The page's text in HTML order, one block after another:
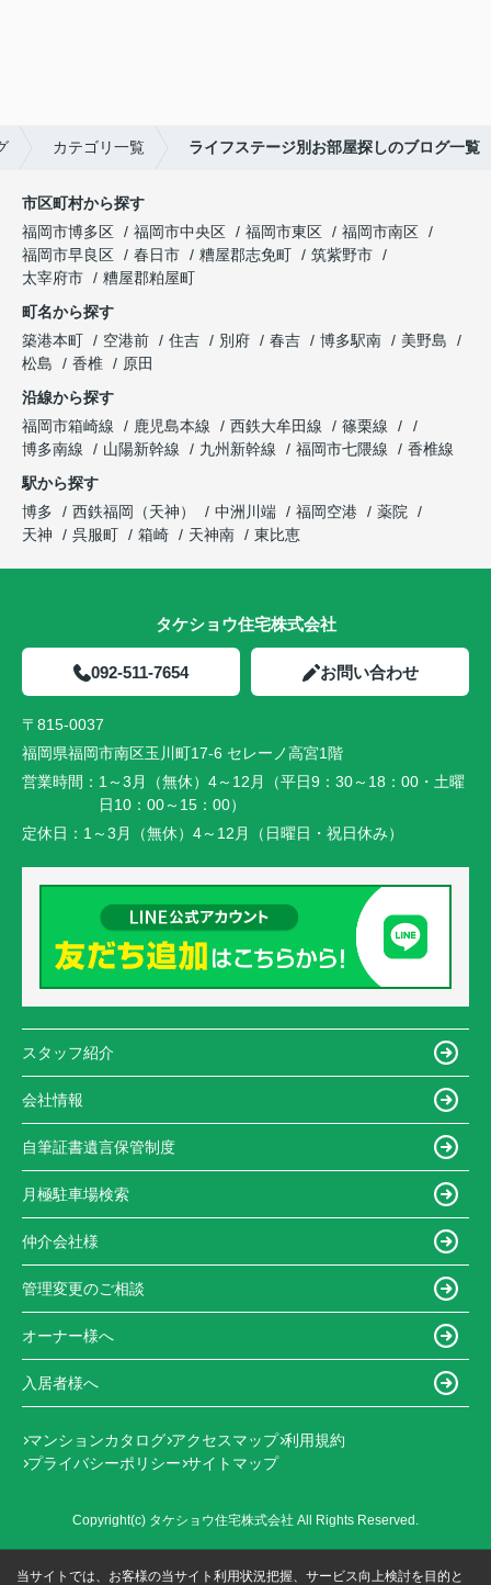
カテゴリ一覧 ライフステージ別お部屋探しのブログ一覧
市区町村から探す
福岡市博多区
福岡市中央区 福岡市東区
福岡市南区
福岡市早良区
春日市 糟屋郡志免町
筑紫野市
太宰府市
糟屋郡粕屋町
町名から探す
築港本町
空港前 住吉 別府 春吉 博多駅南
美野島
松島
香椎
原田
沿線から探す
福岡市箱崎線
鹿児島本線 西鉄大牟田線
篠栗線
博多南線
山陽新幹線 九州新幹線 福岡市七隈線
香椎線
駅から探す
博多
西鉄福岡（天神） 中洲川端 福岡空港
薬院
天神
呉服町 箱崎 天神南 東比恵
タケショウ住宅株式会社
092-511-7654 お問い合わせ
〒815-0037
福岡県福岡市南区玉川町17-6 セレーノ高宮1階
営業時間： 1～3月（無休）4～12月（平日9：30～18：00・土曜
日10：00～15：00）
定休日： 1～3月（無休）4～12月（日曜日・祝日休み）
スタッフ紹介
会社情報
自筆証書遺言保管制度
月極駐車場検索
仲介会社様
管理変更のご相談
オーナー様へ
入居者様へ
マンションカタログ アクセスマップ 利用規約
プライバシーポリシー サイトマップ
Copyright(c) タケショウ住宅株式会社 All Rights Reserved.
当サイトでは、お客様の当サイト利用状況把握、サービス向上検討を目的と